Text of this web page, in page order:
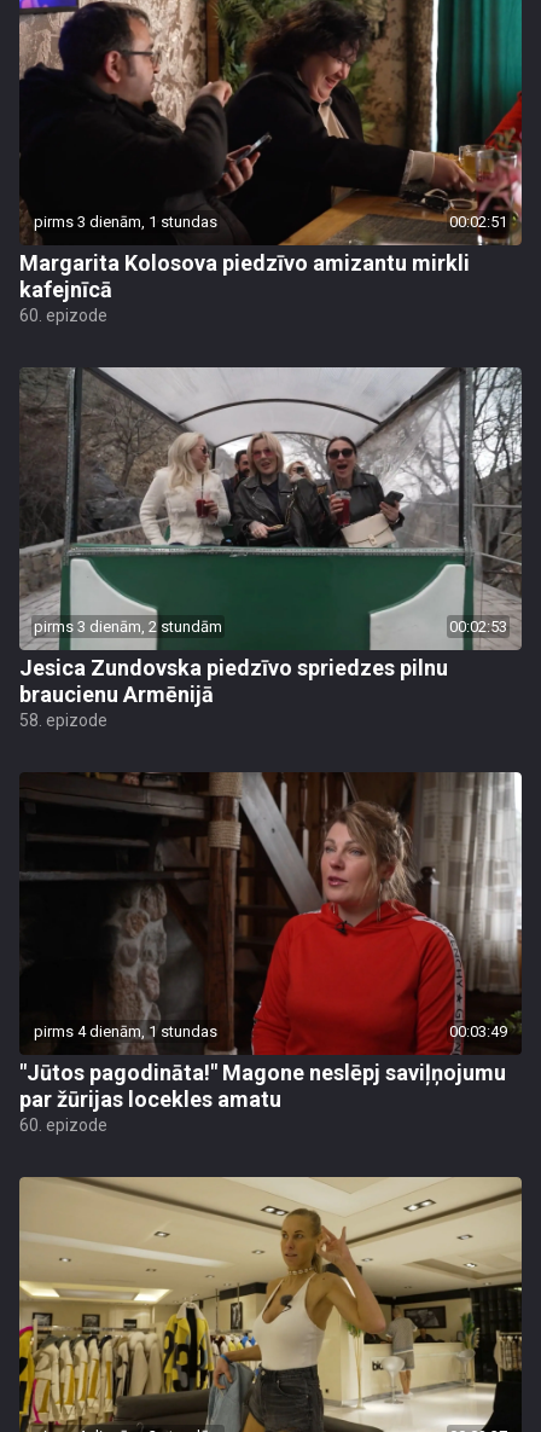
pirms 3 dienām, 1 stundas 00:02:51
Margarita Kolosova piedzīvo amizantu mirkli
kafejnīcā
60. epizode
pirms 3 dienām, 2 stundām 00:02:53
Jesica Zundovska piedzīvo spriedzes pilnu
braucienu Armēnijā
58. epizode
pirms 4 dienām, 1 stundas 00:03:49
"Jūtos pagodināta!" Magone neslēpj saviļņojumu
par žūrijas locekles amatu
60. epizode